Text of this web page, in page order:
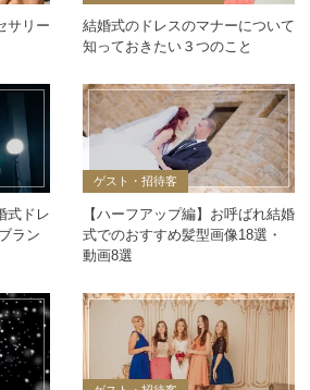
サリー
結婚式のドレスのマナーについて
知っておきたい３つのこと
式ドレ
ラン
ゲスト・招待客
【ハーフアップ編】お呼ばれ結婚
式でのおすすめ髪型画像18選・
動画8選